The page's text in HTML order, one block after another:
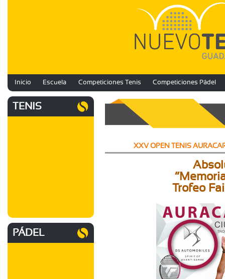
Inicio Escuela Competiciones Tenis Competiciones Pádel
TENIS
PÁDEL
XXV OPEN TENIS
Trofeo